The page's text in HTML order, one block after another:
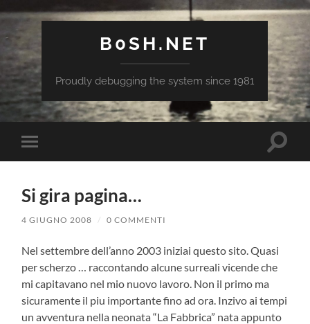
B0SH.NET
Proudly debugging the system since 1981
Attiva/disattiva
il
sui
dispositivi
mobili
Si gira pagina…
4 GIUGNO 2008 / 0 COMMENTI
Nel settembre dell’anno 2003 iniziai questo sito. Quasi
per scherzo … raccontando alcune surreali vicende che
mi capitavano nel mio nuovo lavoro. Non il primo ma
sicuramente il piu importante fino ad ora. Inzivo ai tempi
un avventura nella neonata “La Fabbrica” nata appunto